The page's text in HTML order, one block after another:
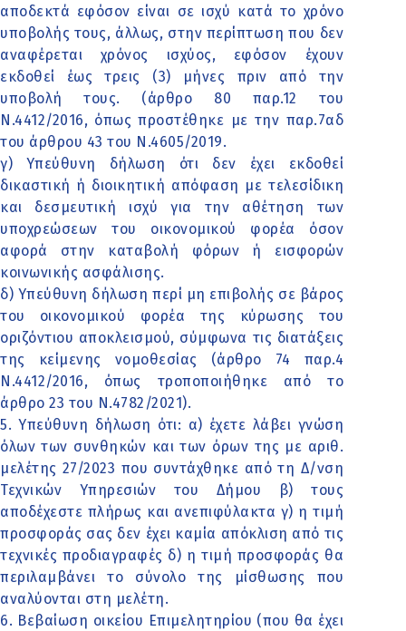
αποδεκτά εφόσον είναι σε ισχύ κατά το χρόνο
υποβολής τους, άλλως, στην περίπτωση που δεν
αναφέρεται χρόνος ισχύος, εφόσον έχουν
εκδοθεί έως τρεις (3) μήνες πριν από την
υποβολή τους. (άρθρο 80 παρ.12 του
Ν.4412/2016, όπως προστέθηκε με την παρ.7αδ
του άρθρου 43 του Ν.4605/2019.
γ) Υπεύθυνη δήλωση ότι δεν έχει εκδοθεί
δικαστική ή διοικητική απόφαση με τελεσίδικη
και δεσμευτική ισχύ για την αθέτηση των
υποχρεώσεων του οικονομικού φορέα όσον
αφορά στην καταβολή φόρων ή εισφορών
κοινωνικής ασφάλισης.
δ) Υπεύθυνη δήλωση περί μη επιβολής σε βάρος
του οικονομικού φορέα της κύρωσης του
οριζόντιου αποκλεισμού, σύμφωνα τις διατάξεις
της κείμενης νομοθεσίας (άρθρο 74 παρ.4
Ν.4412/2016, όπως τροποποιήθηκε από το
άρθρο 23 του Ν.4782/2021).
5. Υπεύθυνη δήλωση ότι: α) έχετε λάβει γνώση
όλων των συνθηκών και των όρων της με αριθ.
μελέτης 27/2023 που συντάχθηκε από τη Δ/νση
Τεχνικών Υπηρεσιών του Δήμου β) τους
αποδέχεστε πλήρως και ανεπιφύλακτα γ) η τιμή
προσφοράς σας δεν έχει καμία απόκλιση από τις
τεχνικές προδιαγραφές δ) η τιμή προσφοράς θα
περιλαμβάνει το σύνολο της μίσθωσης που
αναλύονται στη μελέτη.
6. Βεβαίωση οικείου Επιμελητηρίου (που θα έχει